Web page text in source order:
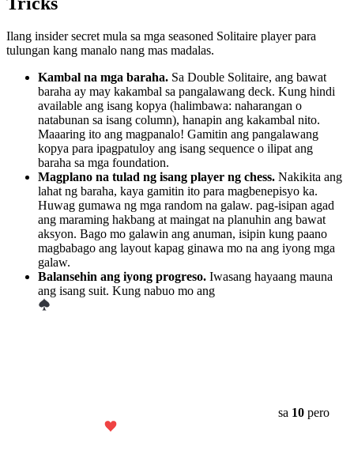
Ilang insider secret mula sa mga seasoned Solitaire player para
tulungan kang manalo nang mas madalas.
Kambal na mga baraha. Sa Double Solitaire, ang bawat
baraha ay may kakambal sa pangalawang deck. Kung hindi
available ang isang kopya (halimbawa: naharangan o
natabunan sa isang column), hanapin ang kakambal nito.
Maaaring ito ang magpanalo! Gamitin ang pangalawang
kopya para ipagpatuloy ang isang sequence o ilipat ang
baraha sa mga foundation.
Magplano na tulad ng isang player ng chess. Nakikita ang
lahat ng baraha, kaya gamitin ito para magbenepisyo ka.
Huwag gumawa ng mga random na galaw. pag-isipan agad
ang maraming hakbang at maingat na planuhin ang bawat
aksyon. Bago mo galawin ang anuman, isipin kung paano
magbabago ang layout kapag ginawa mo na ang iyong mga
galaw.
Balansehin ang iyong progreso. Iwasang hayaang mauna
ang isang suit. Kung nabuo mo ang
sa 10 pero